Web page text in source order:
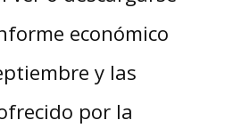
económico
y las
por la